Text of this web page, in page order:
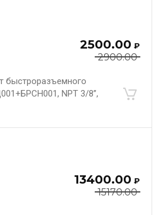
2900.00
2500.00 ₽
быстроразъемного
NPT 3/8’’,
15170.00
13400.00 ₽